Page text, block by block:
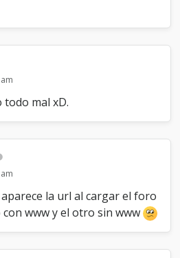
todo mal xD.
la url al cargar el foro
www y el otro sin www